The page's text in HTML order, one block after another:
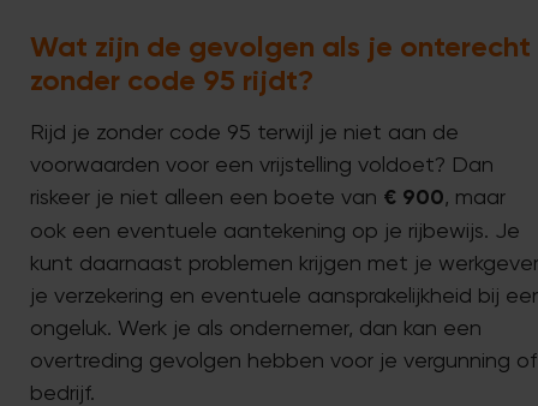
Wat zijn de gevolgen als je onterecht
zonder code 95 rijdt?
Rijd je zonder code 95 terwijl je niet aan de
voorwaarden voor een vrijstelling voldoet? Dan
riskeer je niet alleen een boete van € 900, maar
ook een eventuele aantekening op je rijbewijs. Je
kunt daarnaast problemen krijgen met je
je verzekering en eventuele aansprakelijkheid bij
ongeluk. Werk je als ondernemer, dan kan een
overtreding gevolgen hebben voor je vergunning of
bedrijf.